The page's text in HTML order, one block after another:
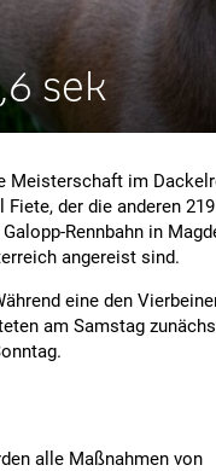
sek
Meisterschaft im
der die anderen 219
Rennbahn in
angereist sind.
eine den
am Samstag
alle Maßnahmen von